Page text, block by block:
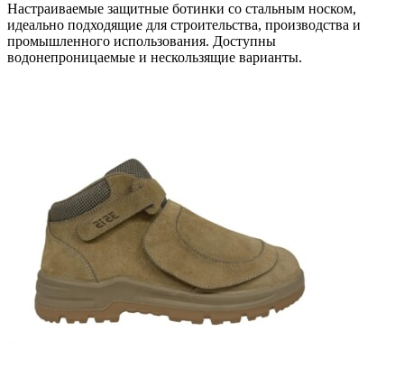
Настраиваемые защитные ботинки со стальным носком,
идеально подходящие для строительства, производства и
промышленного использования. Доступны
водонепроницаемые и нескользящие варианты.